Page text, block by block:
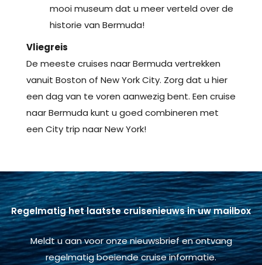
mooi museum dat u meer verteld over de
historie van Bermuda!
Vliegreis
De meeste cruises naar Bermuda vertrekken
vanuit Boston of New York City. Zorg dat u hier
een dag van te voren aanwezig bent. Een cruise
naar Bermuda kunt u goed combineren met
een City trip naar New York!
Regelmatig het laatste cruisenieuws in uw mailbox
Meldt u aan voor onze nieuwsbrief en ontvang
regelmatig boeiende cruise informatie.